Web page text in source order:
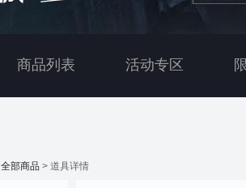
商品列表 活动专区
全部商品 > 道具详情